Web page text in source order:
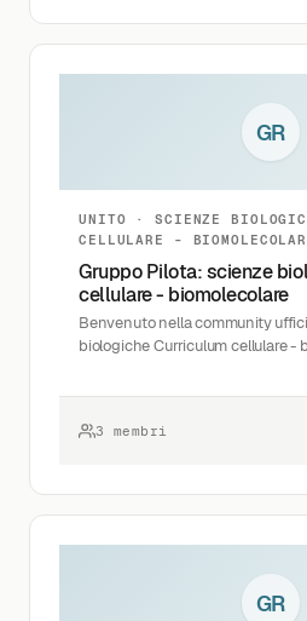
GR
UNITO · SCIENZE
CELLULARE -
Gruppo Pilota: scienze
cellulare - biomolecolare
Benvenuto nella community
biologiche Curriculum cellulare -
3 membri
GR